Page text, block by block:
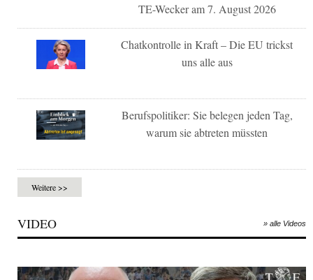
TE-Wecker am 7. August 2026
Chatkontrolle in Kraft – Die EU trickst
uns alle aus
Berufspolitiker: Sie belegen jeden Tag,
warum sie abtreten müssten
Weitere >>
VIDEO » alle Videos